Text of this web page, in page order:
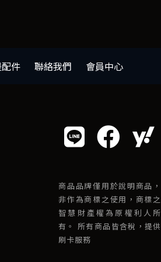
件 聯絡我們 會員中心
商品品牌僅用於說明商品，
非作為商標之使用，商標之
智慧財產權為原權利人所
有。 所有商品皆含稅，提供
刷卡服務